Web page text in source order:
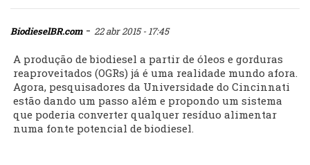
BiodieselBR.com- 22 abr 2015 - 17:45
A produção de biodiesel a partir de óleos e gorduras
reaproveitados (OGRs) já é uma realidade mundo afora.
Agora, pesquisadores da Universidade do Cincinnati
estão dando um passo além e propondo um sistema
que poderia converter qualquer resíduo alimentar
numa fonte potencial de biodiesel.